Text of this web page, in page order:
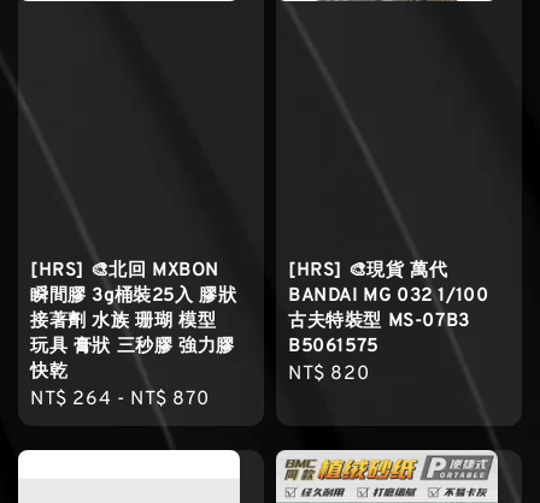
[HRS] 🎨北回 MXBON
瞬間膠 3g桶裝25入 膠狀
接著劑 水族 珊瑚 模型
玩具 膏狀 三秒膠 強力膠
快乾
Regular
price
NT$ 264 - NT$ 870
[HRS] 🎨現貨 萬代
BANDAI MG 032 1/100
古夫特裝型 MS-07B3
B5061575
Regular
NT$ 820